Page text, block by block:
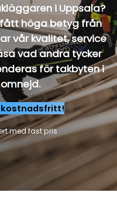
i Uppsala?
höga betyg från
vår kvalitet, service
vad andra tycker
för takbyten i
kostnadsfritt!
med fast pris